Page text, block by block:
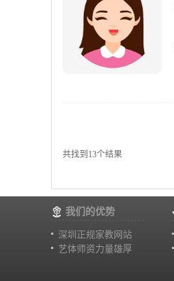
共找到13个结果
我们的优势
深圳正规家教网站
艺体师资力量雄厚